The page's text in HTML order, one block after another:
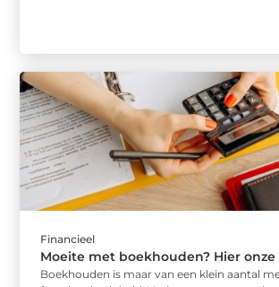
Financieel
Moeite met boekhouden? Hier
Boekhouden is maar van een klein aantal